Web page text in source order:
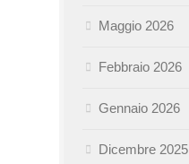
Maggio 2026
Febbraio 2026
Gennaio 2026
Dicembre 2025